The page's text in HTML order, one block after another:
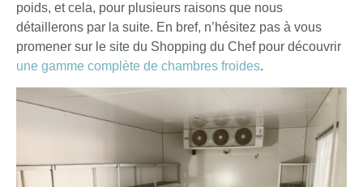
poids, et cela, pour plusieurs raisons que nous
détaillerons par la suite. En bref, n’hésitez pas à vous
promener sur le site du Shopping du Chef pour découvrir
une gamme complète de chambres froides.